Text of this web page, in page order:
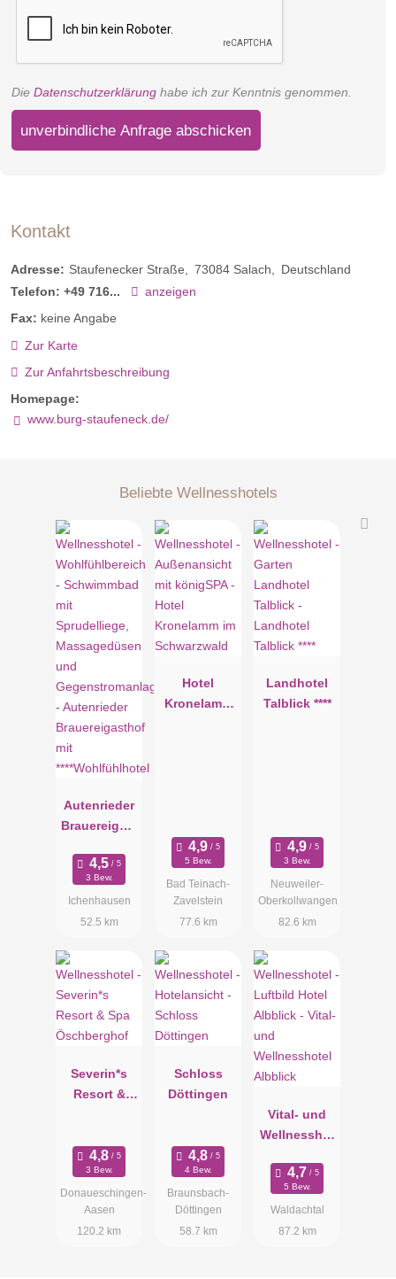
Die Datenschutzerklärung habe ich zur Kenntnis genommen.
unverbindliche Anfrage abschicken
Kontakt
Adresse: Staufenecker Straße 73084 Salach
Deutschland
Telefon: +49 716...
anzeigen
Fax: keine Angabe
Zur Karte
Zur Anfahrtsbeschreibung
Homepage:
www.burg-staufeneck.de/
Beliebte Wellnesshotels
Autenrieder
Brauereigast
****Wohlfühl
hotel
3 Bew.
Ichenhausen
52.5 km
Hotel
Kronelamm
5 Bew.
Bad Teinach-
Zavelstein
77.6 km
Landhotel
Talblick ****
3 Bew.
Neuweiler-
Oberkollwangen
82.6 km
Severin*s
Resort &
f
3 Bew.
Donaueschingen-
Aasen
120.2 km
Schloss
Döttingen
4 Bew.
Braunsbach-
Döttingen
58.7 km
Vital- und
Wellnesshot
5 Bew.
Waldachtal
87.2 km